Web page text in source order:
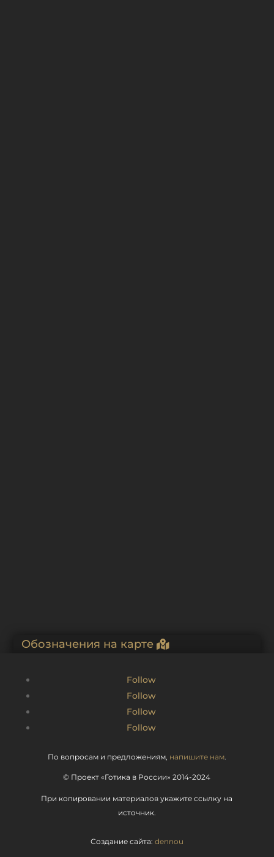
Обозначения на карте
Follow
Follow
Follow
Follow
По вопросам и предложениям, напишите нам.
© Проект «Готика в России» 2014-2024
При копировании материалов укажите ссылку на
источник.
Создание сайта: dennou